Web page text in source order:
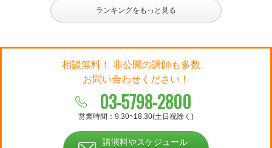
ランキングをもっと見る
相談無料！ 非公開の講師も多数。
お問い合わせください！
03-5798-2800
営業時間：9:30~18:30(土日祝除く)
講演料やスケジュール